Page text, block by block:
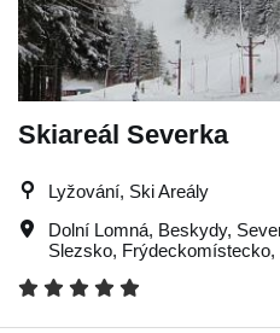
Skiareál Severka
Lyžování, Ski Areály
Dolní Lomná, Beskydy,
Slezsko, Frýdeckomístecko,